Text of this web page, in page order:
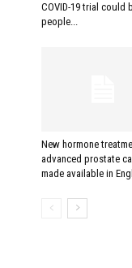
COVID-19 trial could
people...
New hormone
advanced prostate
made available in